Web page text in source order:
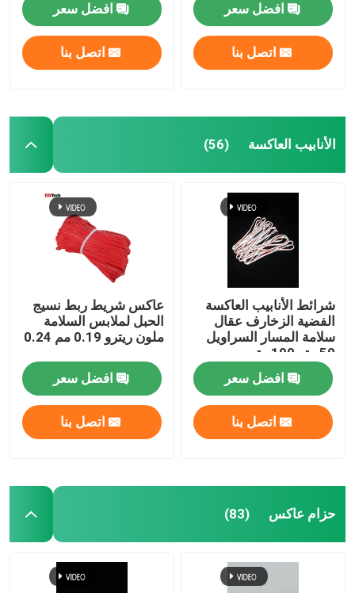
افضل سعر
اتصل بنا
افضل سعر
اتصل بنا
الأنابيب العاكسة (56)
شرائط الأنابيب العاكسة
الفضية الزخارف عقال
سلامة المسار السراويل
50 متر 100 متر
افضل سعر
اتصل بنا
عاكس شريط ربط نسيج
الحبل لملابس السلامة
ملون ريترو 0.19 مم 0.24
افضل سعر
اتصل بنا
حزام عاكس (83)